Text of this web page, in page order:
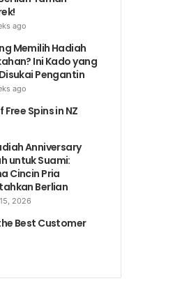
ago
Memilih Hadiah
Ini Kado yang
Pengantin
ago
Spins in NZ
Anniversary
untuk Suami:
Cincin Pria
Berlian
2026
Best Customer